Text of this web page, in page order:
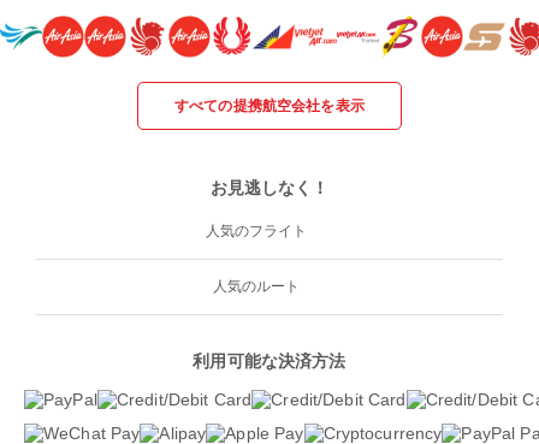
すべての提携航空会社を表示
お見逃しなく！
人気のフライト
人気のルート
利用可能な決済方法